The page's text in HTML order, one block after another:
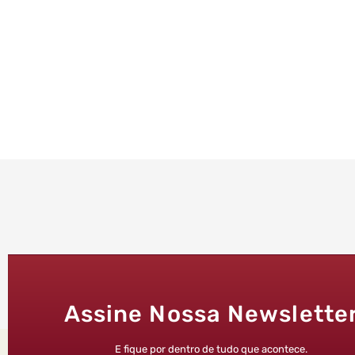
Assine Nossa
E fique por dentro de tudo que acontece.